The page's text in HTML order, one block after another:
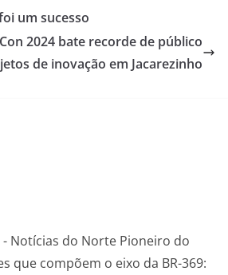
um sucesso
2024 bate recorde de público
de inovação em Jacarezinho
- Notícias do Norte Pioneiro do
que compõem o eixo da BR-369: